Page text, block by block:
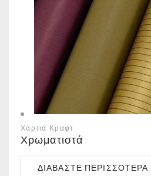
Χαρτιά Κραφτ
Χρωματιστά
ΔΙΑΒΆΣΤΕ ΠΕΡΙΣΣΌΤΕΡΑ